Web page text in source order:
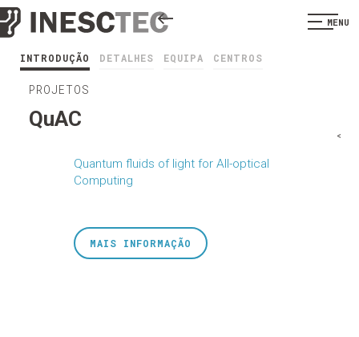
MENU
INTRODUÇÃO DETALHES EQUIPA CENTROS
PROJETOS
QuAC
Quantum fluids of light for All-optical
Computing
<
MAIS INFORMAÇÃO